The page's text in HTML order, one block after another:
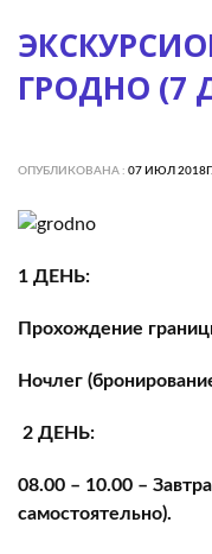
ГРОДНО (7
ОПУБЛИКОВАНА : 07 ИЮЛ 2018Г.
1 ДЕНЬ:
Прохождение
Ночлег
2 ДЕНЬ:
08.00 – 10.00 –
самостоятельно).